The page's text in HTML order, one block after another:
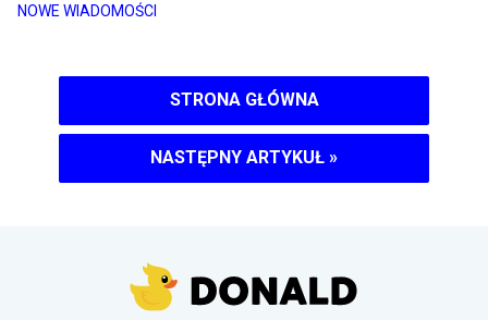
NOWE WIADOMOŚCI
STRONA GŁÓWNA
NASTĘPNY ARTYKUŁ »